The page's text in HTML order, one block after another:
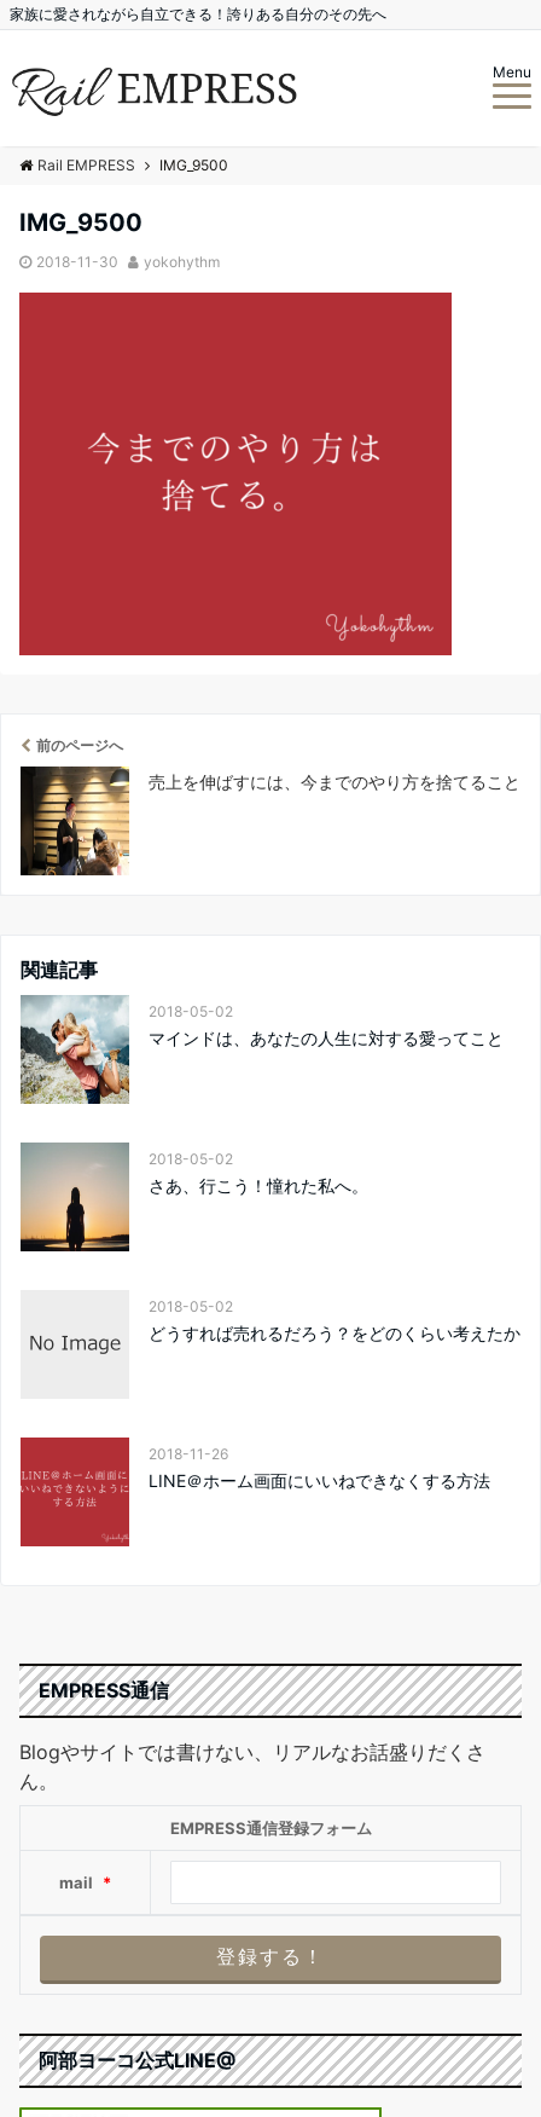
家族に愛されながら自立できる！誇りある自分のその先へ
Menu
Rail EMPRESS IMG_9500
IMG_9500
2018-11-30 yokohythm
前のページへ
売上を伸ばすには、今までのやり方を捨てること
関連記事
2018-05-02
マインドは、あなたの人生に対する愛ってこと
2018-05-02
さあ、行こう！憧れた私へ。
2018-05-02
どうすれば売れるだろう？をどのくらい考えたか
2018-11-26
LINE＠ホーム画面にいいねできなくする方法
EMPRESS通信
Blogやサイトでは書けない、リアルなお話盛りだくさ
ん。
EMPRESS通信登録フォーム
mail *
阿部ヨーコ公式LINE@